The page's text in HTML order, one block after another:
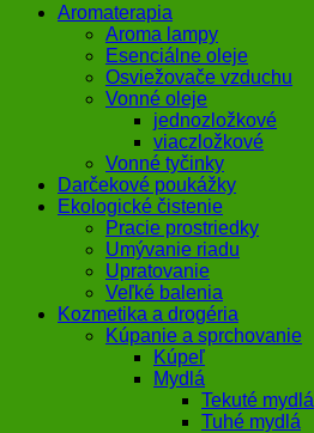
Aromaterapia
Aroma lampy
Esenciálne oleje
Osviežovače vzduchu
Vonné oleje
jednozložkové
viaczložkové
Vonné tyčinky
Darčekové poukážky
Ekologické čistenie
Pracie prostriedky
Umývanie riadu
Upratovanie
Veľké balenia
Kozmetika a drogéria
Kúpanie a sprchovanie
Kúpeľ
Mydlá
Tekuté mydlá
Tuhé mydlá